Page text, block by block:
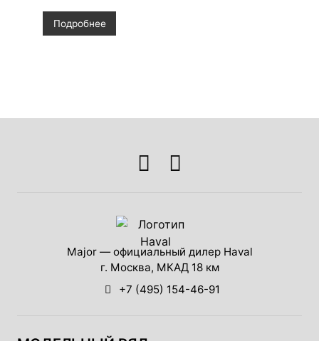
Рассматриваем характеристики и
оснащение нового исполнения.
Подробнее
Major — официальный дилер Haval
г. Москва, МКАД 18 км
+7 (495) 154-46-91